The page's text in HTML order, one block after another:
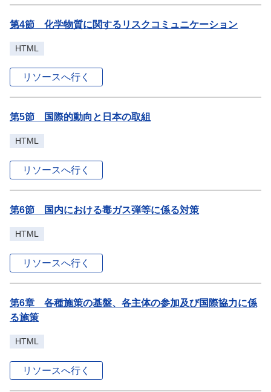
第4節 化学物質に関するリスクコミュニケーション
HTML
リソースへ行く
第5節 国際的動向と日本の取組
HTML
リソースへ行く
第6節 国内における毒ガス弾等に係る対策
HTML
リソースへ行く
第6章 各種施策の基盤、各主体の参加及び国際協力に係
る施策
HTML
リソースへ行く